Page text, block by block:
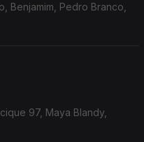
Benjamim, Pedro Branco,
97, Maya Blandy,